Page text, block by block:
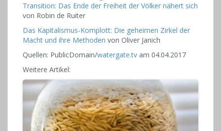
Transition: Das Ende der Freiheit der Völker nähert sich
von Robin de Ruiter
Das Kapitalismus-Komplott: Die geheimen Zirkel der
Macht und ihre Methoden von Oliver Janich
Quellen: PublicDomain/watergate.tv am 04.04.2017
Weitere Artikel: